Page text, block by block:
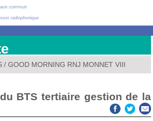
commun
radiophonique
/ GOOD MORNING RNJ MONNET VIII